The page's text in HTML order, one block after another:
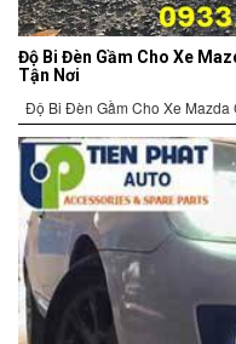
Độ Bi Đèn Gầm Cho Xe
Tận Nơi
Độ Bi Đèn Gầm Cho Xe Mazda